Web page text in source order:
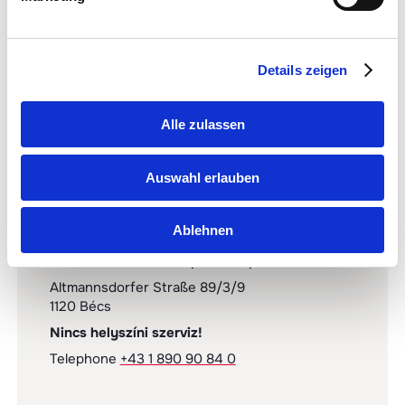
Details zeigen
Alle zulassen
Auswahl erlauben
Ablehnen
A regisztrált felhasználók számára minden a szokásos
Altmannsdorfer Straße 89/3/9
1120 Bécs
Nincs helyszíni szerviz!
Telephone +43 1 890 90 84 0